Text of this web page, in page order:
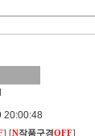
20:00:48
] [N작품구경OFF]